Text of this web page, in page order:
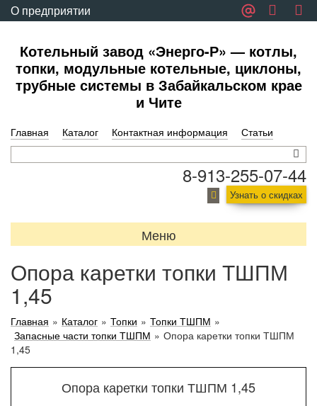
О предприятии
Котельный завод «Энерго-Р» — котлы,
топки, модульные котельные, циклоны,
трубные системы в Забайкальском крае
и Чите
Главная Каталог Контактная информация Статьи
8-913-255-07-44
Узнать о скидках
Меню
Опора каретки топки ТШПМ
1,45
Главная » Каталог » Топки » Топки ТШПМ »
Запасные части топки ТШПМ » Опора каретки топки ТШПМ
1,45
Опора каретки топки ТШПМ 1,45